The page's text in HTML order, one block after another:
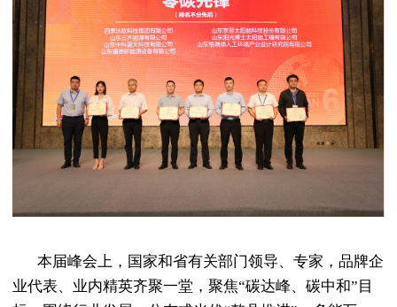
本届峰会上，国家和省有关部门领导、专家，品牌企
业代表、业内精英齐聚一堂，聚焦“碳达峰、碳中和”目